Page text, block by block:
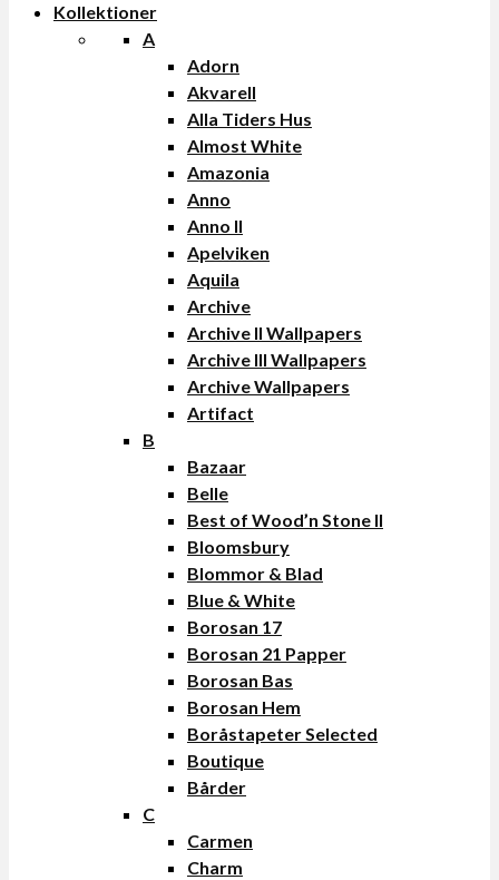
Kollektioner
A
Adorn
Akvarell
Alla Tiders Hus
Almost White
Amazonia
Anno
Anno II
Apelviken
Aquila
Archive
Archive II Wallpapers
Archive III Wallpapers
Archive Wallpapers
Artifact
B
Bazaar
Belle
Best of Wood’n Stone II
Bloomsbury
Blommor & Blad
Blue & White
Borosan 17
Borosan 21 Papper
Borosan Bas
Borosan Hem
Boråstapeter Selected
Boutique
Bårder
C
Carmen
Charm